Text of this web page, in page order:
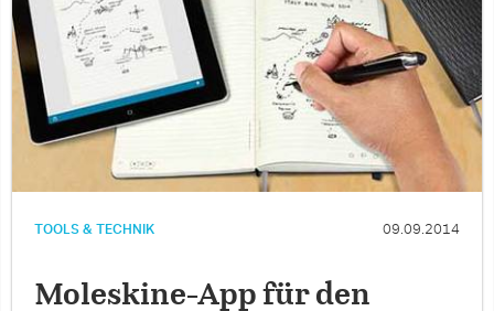
TOOLS & TECHNIK 09.09.2014
Moleskine-App für den